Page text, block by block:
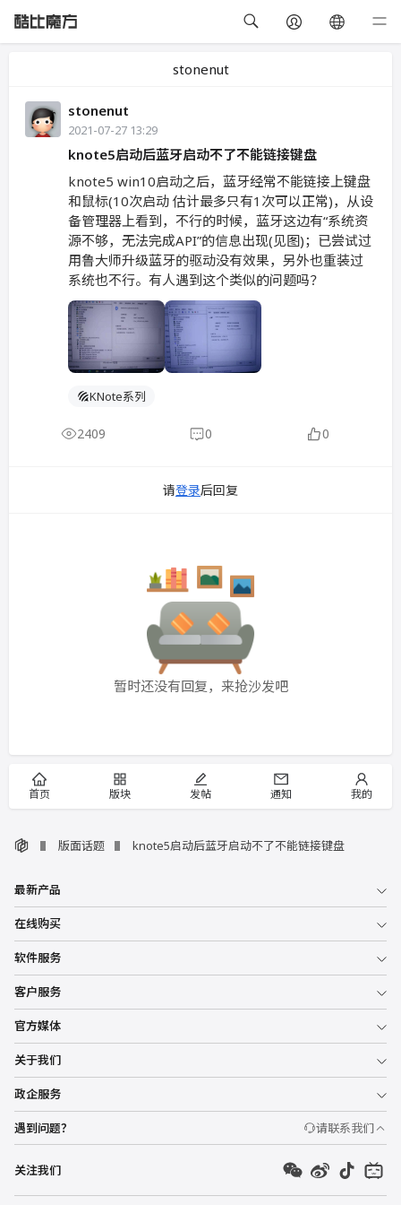
stonenut
stonenut
2021-07-27 13:29
knote5启动后蓝牙启动不了不能链接键盘
knote5 win10启动之后，蓝牙经常不能链接上键盘
和鼠标(10次启动 估计最多只有1次可以正常)，从设
备管理器上看到，不行的时候，蓝牙这边有“系统资
源不够，无法完成API”的信息出现(见图)；已尝试过
用鲁大师升级蓝牙的驱动没有效果，另外也重装过
系统也不行。有人遇到这个类似的问题吗？
KNote系列
2409 0 0
请登录后回复
暂时还没有回复，来抢沙发吧
首页 版块 发帖 通知 我的
版面话题 knote5启动后蓝牙启动不了不能链接键盘
最新产品
在线购买
软件服务
客户服务
官方媒体
关于我们
政企服务
遇到问题？ 请联系我们
关注我们